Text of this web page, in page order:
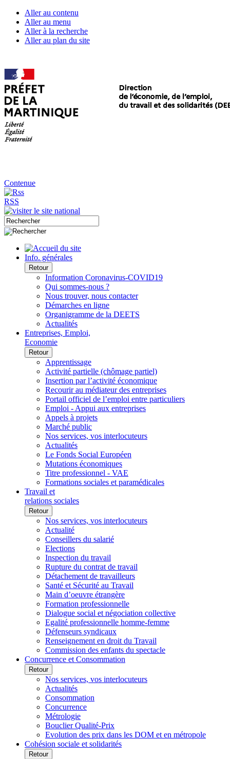
Aller au contenu
Aller au menu
Aller à la recherche
Aller au plan du site
Contenue
RSS
Info. générales
Retour
Information Coronavirus-COVID19
Qui sommes-nous ?
Nous trouver, nous contacter
Démarches en ligne
Organigramme de la DEETS
Actualités
Entreprises, Emploi,
Economie
Retour
Apprentissage
Activité partielle (chômage partiel)
Insertion par l’activité économique
Recourir au médiateur des entreprises
Portail officiel de l’emploi entre particuliers
Emploi - Appui aux entreprises
Appels à projets
Marché public
Nos services, vos interlocuteurs
Actualités
Le Fonds Social Européen
Mutations économiques
Titre professionnel - VAE
Formations sociales et paramédicales
Travail et
relations sociales
Retour
Nos services, vos interlocuteurs
Actualité
Conseillers du salarié
Elections
Inspection du travail
Rupture du contrat de travail
Détachement de travailleurs
Santé et Sécurité au Travail
Main d’oeuvre étrangère
Formation professionnelle
Dialogue social et négociation collective
Egalité professionnelle homme-femme
Défenseurs syndicaux
Renseignement en droit du Travail
Commission des enfants du spectacle
Concurrence et Consommation
Retour
Nos services, vos interlocuteurs
Actualités
Consommation
Concurrence
Métrologie
Bouclier Qualité-Prix
Evolution des prix dans les DOM et en métropole
Cohésion sociale et solidarités
Retour